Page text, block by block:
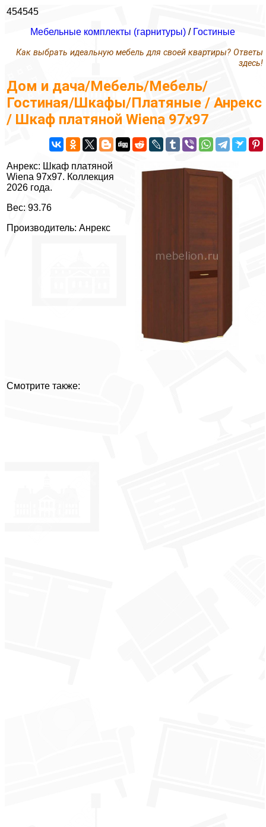
454545
Мебельные комплекты (гарнитуры) / Гостиные
Как выбрать идеальную мебель для своей квартиры? Ответы
здесь!
Дом и дача/Мебель/Мебель/
Гостиная/Шкафы/Платяные / Анрекс
/ Шкаф платяной Wiena 97х97
Анрекс: Шкаф платяной
Wiena 97х97. Коллекция
2026 года.
Вес: 93.76
Производитель: Анрекс
Смотрите также: